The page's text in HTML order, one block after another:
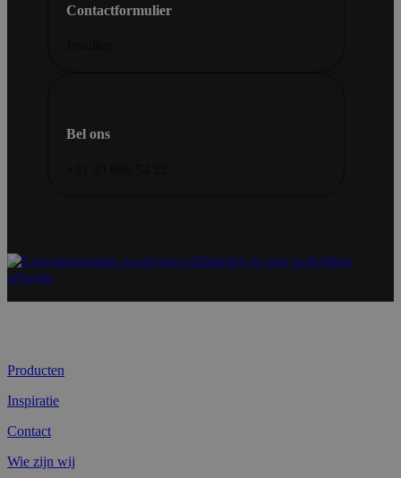
Contactformulier
Bel ons
Producten
Inspiratie
Contact
Wie zijn wij